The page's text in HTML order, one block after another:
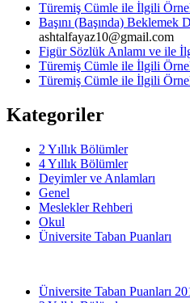
Türemiş Cümle ile İlgili
Başını (Başında) Beklemek
ashtalfayaz10@gmail.com
Figür Sözlük Anlamı ve ile
Türemiş Cümle ile İlgili
Türemiş Cümle ile İlgili
Kategoriler
2 Yıllık Bölümler
4 Yıllık Bölümler
Deyimler ve Anlamları
Genel
Meslekler Rehberi
Okul
Üniversite Taban Puanları
Üniversite Taban Puanları